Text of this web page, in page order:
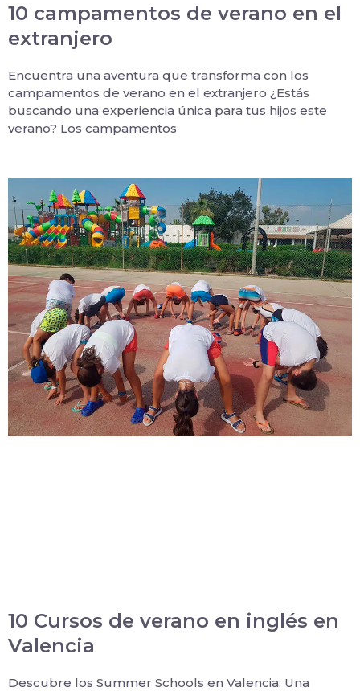
10 campamentos de verano en el
extranjero
Encuentra una aventura que transforma con los
campamentos de verano en el extranjero ¿Estás
buscando una experiencia única para tus hijos este
verano? Los campamentos
10 Cursos de verano en inglés en
Valencia
Descubre los Summer Schools en Valencia: Una